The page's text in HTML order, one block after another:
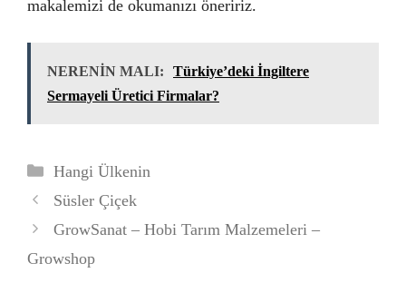
makalemizi de okumanızı öneririz.
NERENİN MALI:
Türkiye’deki İngiltere
Sermayeli Üretici Firmalar?
Kategoriler
Hangi Ülkenin
Süsler Çiçek
GrowSanat – Hobi Tarım Malzemeleri –
Growshop